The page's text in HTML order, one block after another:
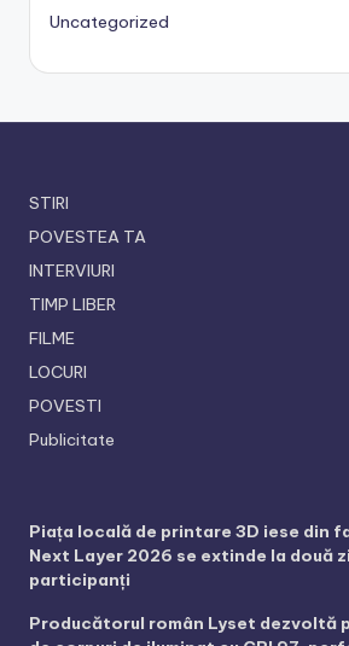
Uncategorized
STIRI
POVESTEA TA
INTERVIURI
TIMP LIBER
FILME
LOCURI
POVESTI
Publicitate
Piața locală de printare 3D iese din
Next Layer 2026 se extinde la două
participanți
Producătorul român Lyset dezvoltă